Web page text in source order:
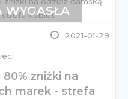
2021-01-29
80% zniżki na
marek - strefa
WYGASŁA